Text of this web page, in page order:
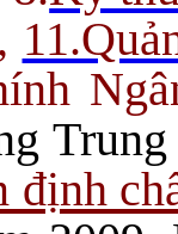
định